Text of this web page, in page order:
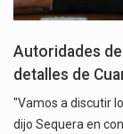
Autoridades
detalles de
"Vamos a discutir
dijo Sequera en